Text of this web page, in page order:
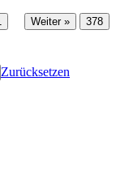
Weiter » 378
Zurücksetzen